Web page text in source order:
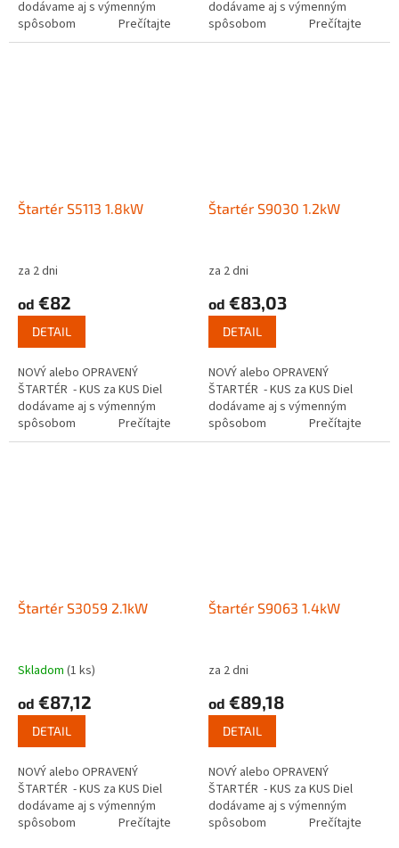
dodávame aj s výmenným
spôsobom Prečítajte
si ako funguje...
dodávame aj s výmenným
spôsobom Prečítajte
si ako funguje...
Štartér S5113 1.8kW
za 2 dni
od €82
DETAIL
NOVÝ alebo OPRAVENÝ
ŠTARTÉR - KUS za KUS Diel
dodávame aj s výmenným
spôsobom Prečítajte
si ako funguje...
Štartér S9030 1.2kW
za 2 dni
od €83,03
DETAIL
NOVÝ alebo OPRAVENÝ
ŠTARTÉR - KUS za KUS Diel
dodávame aj s výmenným
spôsobom Prečítajte
si ako funguje...
Štartér S3059 2.1kW
Skladom (1 ks)
od €87,12
DETAIL
NOVÝ alebo OPRAVENÝ
ŠTARTÉR - KUS za KUS Diel
dodávame aj s výmenným
spôsobom Prečítajte
Štartér S9063 1.4kW
za 2 dni
od €89,18
DETAIL
NOVÝ alebo OPRAVENÝ
ŠTARTÉR - KUS za KUS Diel
dodávame aj s výmenným
spôsobom Prečítajte